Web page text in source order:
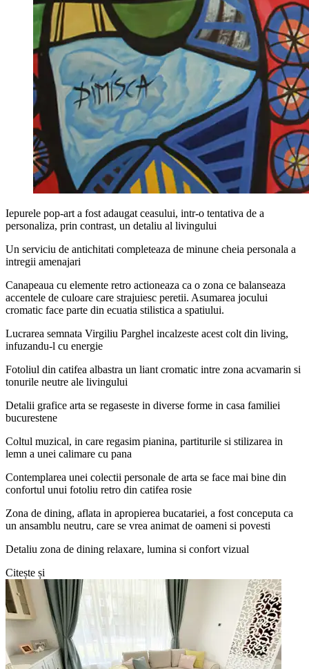
Iepurele pop-art a fost adaugat ceasului, intr-o tentativa de a
personaliza, prin contrast, un detaliu al livingului
Un serviciu de antichitati completeaza de minune cheia personala a
intregii amenajari
Canapeaua cu elemente retro actioneaza ca o zona ce balanseaza
accentele de culoare care strajuiesc peretii. Asumarea jocului
cromatic face parte din ecuatia stilistica a spatiului.
Lucrarea semnata Virgiliu Parghel incalzeste acest colt din living,
infuzandu-l cu energie
Fotoliul din catifea albastra un liant cromatic intre zona acvamarin si
tonurile neutre ale livingului
Detalii grafice arta se regaseste in diverse forme in casa familiei
bucurestene
Coltul muzical, in care regasim pianina, partiturile si stilizarea in
lemn a unei calimare cu pana
Contemplarea unei colectii personale de arta se face mai bine din
confortul unui fotoliu retro din catifea rosie
Zona de dining, aflata in apropierea bucatariei, a fost conceputa ca
un ansamblu neutru, care se vrea animat de oameni si povesti
Detaliu zona de dining relaxare, lumina si confort vizual
Citește și